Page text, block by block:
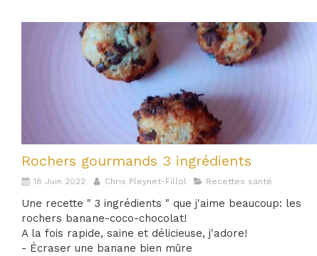
Rochers gourmands 3 ingrédients
18 Juin 2022 Chris Pleynet-Fillol Recettes santé
Une recette " 3 ingrédients " que j'aime beaucoup: les
rochers banane-coco-chocolat!
A la fois rapide, saine et délicieuse, j'adore!
- Écraser une banane bien mûre